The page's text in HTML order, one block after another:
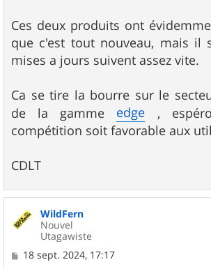
Ces deux produits ont
que c'est tout nouveau, mais il
mises a jours suivent assez vite.
Ca se tire la bourre sur le
de la gamme edge ,
compétition soit favorable aux
CDLT
WildFern
Nouvel
Utagawiste
M18 sept. 2024, 17:17